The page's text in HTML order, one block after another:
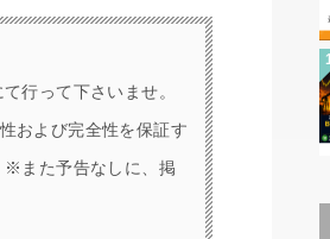
行って下さいませ。
および完全性を保証す
※また予告なしに、掲